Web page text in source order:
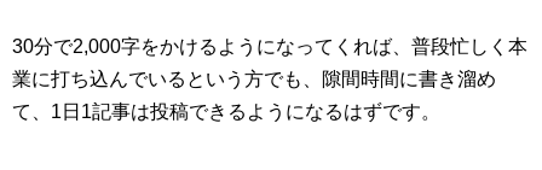
30分で2,000字をかけるようになってくれば、普段忙しく本
業に打ち込んでいるという方でも、隙間時間に書き溜め
て、1日1記事は投稿できるようになるはずです。